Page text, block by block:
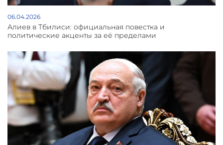
06.04.2026
Алиев в Тбилиси: официальная повестка и
политические акценты за её пределами